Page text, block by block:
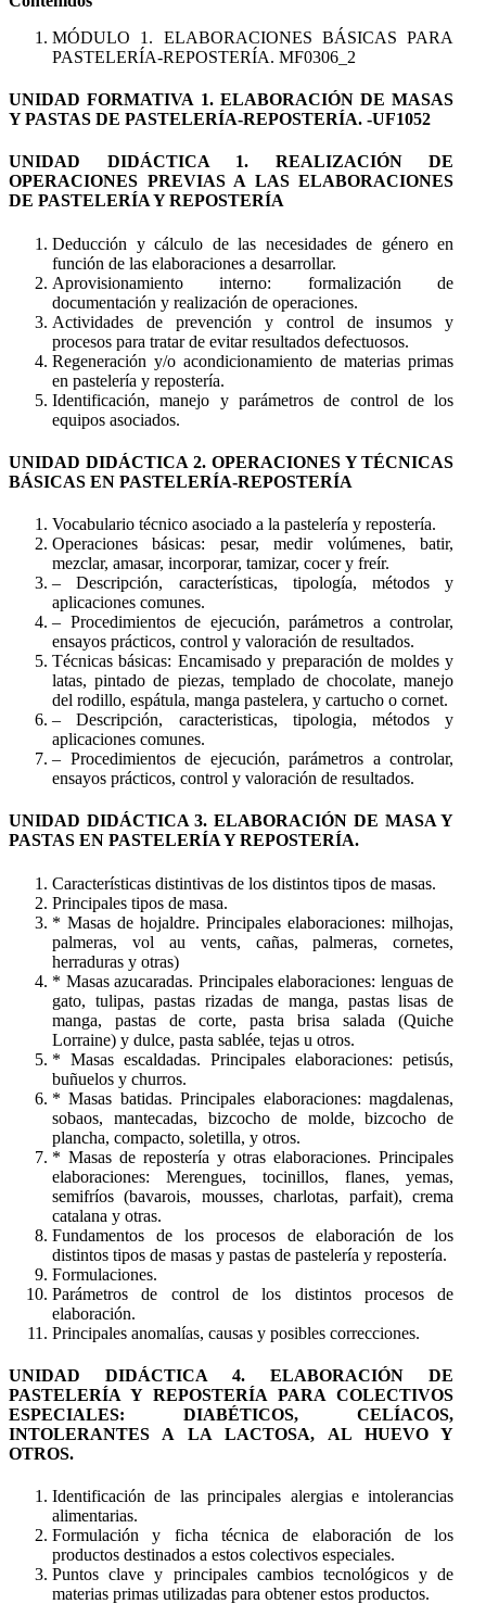
MÓDULO 1. ELABORACIONES BÁSICAS PARA
PASTELERÍA-REPOSTERÍA. MF0306_2
UNIDAD FORMATIVA 1. ELABORACIÓN DE MASAS
Y PASTAS DE PASTELERÍA-REPOSTERÍA. -UF1052
UNIDAD DIDÁCTICA 1. REALIZACIÓN DE
OPERACIONES PREVIAS A LAS ELABORACIONES
DE PASTELERÍA Y REPOSTERÍA
Deducción y cálculo de las necesidades de género en
función de las elaboraciones a desarrollar.
Aprovisionamiento interno: formalización de
documentación y realización de operaciones.
Actividades de prevención y control de insumos y
procesos para tratar de evitar resultados defectuosos.
Regeneración y/o acondicionamiento de materias primas
en pastelería y repostería.
Identificación, manejo y parámetros de control de los
equipos asociados.
UNIDAD DIDÁCTICA 2. OPERACIONES Y TÉCNICAS
BÁSICAS EN PASTELERÍA-REPOSTERÍA
Vocabulario técnico asociado a la pastelería y repostería.
Operaciones básicas: pesar, medir volúmenes, batir,
mezclar, amasar, incorporar, tamizar, cocer y freír.
– Descripción, características, tipología, métodos y
aplicaciones comunes.
– Procedimientos de ejecución, parámetros a controlar,
ensayos prácticos, control y valoración de resultados.
Técnicas básicas: Encamisado y preparación de moldes y
latas, pintado de piezas, templado de chocolate, manejo
del rodillo, espátula, manga pastelera, y cartucho o cornet.
– Descripción, caracteristicas, tipologia, métodos y
aplicaciones comunes.
– Procedimientos de ejecución, parámetros a controlar,
ensayos prácticos, control y valoración de resultados.
UNIDAD DIDÁCTICA 3. ELABORACIÓN DE MASA Y
PASTAS EN PASTELERÍA Y REPOSTERÍA.
Características distintivas de los distintos tipos de masas.
Principales tipos de masa.
* Masas de hojaldre. Principales elaboraciones: milhojas,
palmeras, vol au vents, cañas, palmeras, cornetes,
herraduras y otras)
* Masas azucaradas. Principales elaboraciones: lenguas de
gato, tulipas, pastas rizadas de manga, pastas lisas de
manga, pastas de corte, pasta brisa salada (Quiche
Lorraine) y dulce, pasta sablée, tejas u otros.
* Masas escaldadas. Principales elaboraciones: petisús,
buñuelos y churros.
* Masas batidas. Principales elaboraciones: magdalenas,
sobaos, mantecadas, bizcocho de molde, bizcocho de
plancha, compacto, soletilla, y otros.
* Masas de repostería y otras elaboraciones. Principales
elaboraciones: Merengues, tocinillos, flanes, yemas,
semifríos (bavarois, mousses, charlotas, parfait), crema
catalana y otras.
Fundamentos de los procesos de elaboración de los
distintos tipos de masas y pastas de pastelería y repostería.
Formulaciones.
Parámetros de control de los distintos procesos de
elaboración.
Principales anomalías, causas y posibles correcciones.
UNIDAD DIDÁCTICA 4. ELABORACIÓN DE
PASTELERÍA Y REPOSTERÍA PARA COLECTIVOS
ESPECIALES: DIABÉTICOS, CELÍACOS,
INTOLERANTES A LA LACTOSA, AL HUEVO Y
OTROS.
Identificación de las principales alergias e intolerancias
alimentarias.
Formulación y ficha técnica de elaboración de los
productos destinados a estos colectivos especiales.
Puntos clave y principales cambios tecnológicos y de
materias primas utilizadas para obtener estos productos.